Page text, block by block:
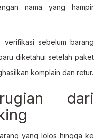
nama yang hampir
verifikasi sebelum barang
diketahui setelah paket
komplain dan retur.
dari
yang lolos hingga ke